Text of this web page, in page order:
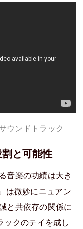
ウンドトラック
と可能性
音楽の功績は大き
は微妙にニュアン
と共依存の関係に
ックのテイを成し